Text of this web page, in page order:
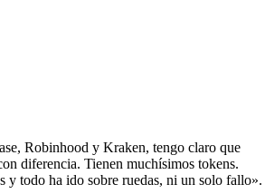
Robinhood y Kraken, tengo claro que
diferencia. Tienen muchísimos tokens.
y todo ha ido sobre ruedas, ni un solo fallo».